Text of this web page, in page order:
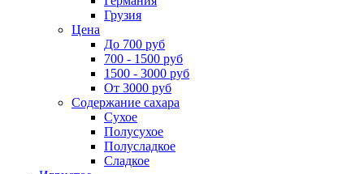
Грузия
Цена
До 700 руб
700 - 1500 руб
1500 - 3000 руб
От 3000 руб
Содержание сахара
Сухое
Полусухое
Полусладкое
Сладкое